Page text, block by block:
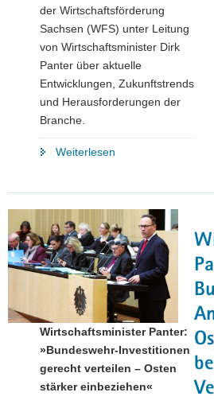
der Wirtschaftsförderung
Sachsen (WFS) unter Leitung
von Wirtschaftsminister Dirk
Panter über aktuelle
Entwicklungen, Zukunftstrends
und Herausforderungen der
Branche.
Weiterlesen
»Sächsische
Medizintechnik
verbindet
Ingenieurskunst
mit
digitaler
Innovation«"
Wirtschaftsminister Panter:
»Bundeswehr-Investitionen
gerecht verteilen – Osten
stärker einbeziehen«